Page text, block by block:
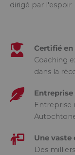
dirigé par l'espoir
Certifié
Coaching
dans la
Entreprise
Une vaste
Des